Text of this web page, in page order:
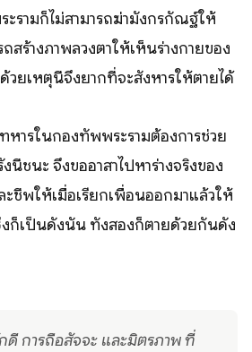
รามก็ไม่สามารถฆ่ามังกรกัณฐ์ให้
สร้างภาพลวงตาให้เห็นร่างกายของ
วยเหตุนี้จึงยากที่จะสังหารให้ตายได้
หารในกองทัพพระรามต้องการช่วย
นี้ชนะ จึงขออาสาไปหาร่างจริงของ
ชีพให้เมื่อเรียกเพื่อนออกมาแล้วให้
งก็เป็นดังนั้น ทั้งสองก็ตายด้วยกันดัง
ดี การถือสัจจะ และมิตรภาพ ที่